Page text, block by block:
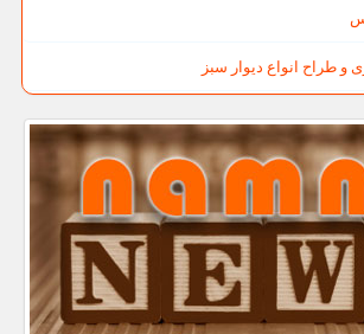
طراح انواع دیوار سبز